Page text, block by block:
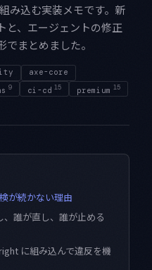
み込む実装メモです。新
と、エージェントの修正
まとめました。
axe-core
9 ci-cd 15 premium 15
が続かない理由
誰が直し、誰が止める
に組み込んで違反を機